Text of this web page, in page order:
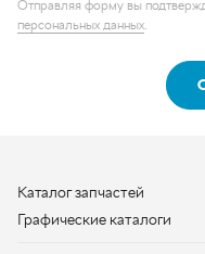
Каталог запчастей
Контактная информация
+7 (950) 730-92-10